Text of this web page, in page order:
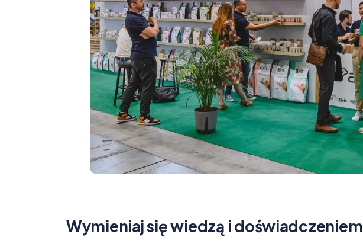
Wymieniaj się wiedzą i doświadczeniem